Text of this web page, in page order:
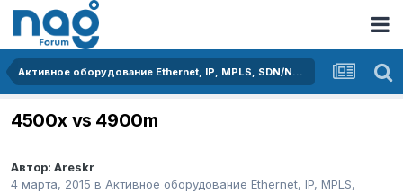
Активное оборудование Ethernet, IP, MPLS, SDN/NFV...
4500x vs 4900m
Автор: Areskr
4 марта, 2015 в Активное оборудование Ethernet, IP, MPLS,